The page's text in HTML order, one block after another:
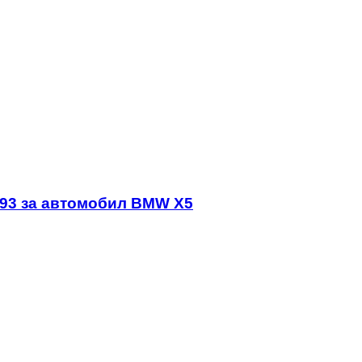
за aвтомобил BMW X5